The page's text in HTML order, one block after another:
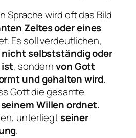
Sprache wird oft das Bild
Zeltes oder eines
Es soll verdeutlichen,
nicht selbstständig oder
ist, sondernvon Gott
und gehalten wird.
Gott die gesamte
Willen ordnet.
unterliegtseiner
.